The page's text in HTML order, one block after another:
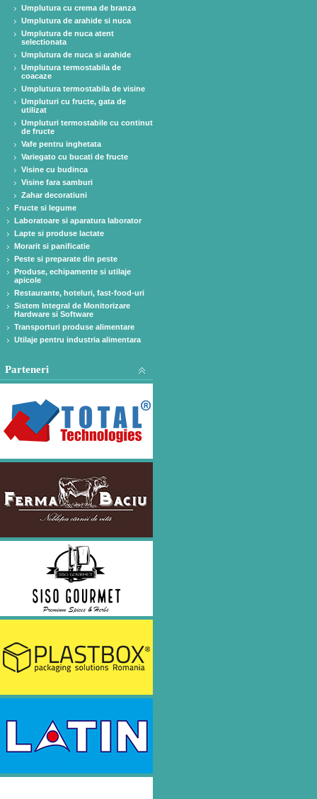
Umplutura cu crema de branza
Umplutura de arahide si nuca
Umplutura de nuca atent
selectionata
Umplutura de nuca si arahide
Umplutura termostabila de
coacaze
Umplutura termostabila de visine
Umpluturi cu fructe, gata de
utilizat
Umpluturi termostabile cu continut
de fructe
Vafe pentru inghetata
Variegato cu bucati de fructe
Visine cu budinca
Visine fara samburi
Zahar decoratiuni
Fructe si legume
Laboratoare si aparatura laborator
Lapte si produse lactate
Morarit si panificatie
Peste si preparate din peste
Produse, echipamente si utilaje
apicole
Restaurante, hoteluri, fast-food-uri
Sistem Integral de Monitorizare
Hardware si Software
Transporturi produse alimentare
Utilaje pentru industria alimentara
Parteneri